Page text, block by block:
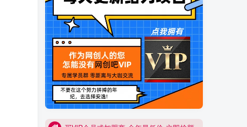
买VIP会员或加盟商-全年最低价-立即抢额
网创吧-限时优惠 别错过!